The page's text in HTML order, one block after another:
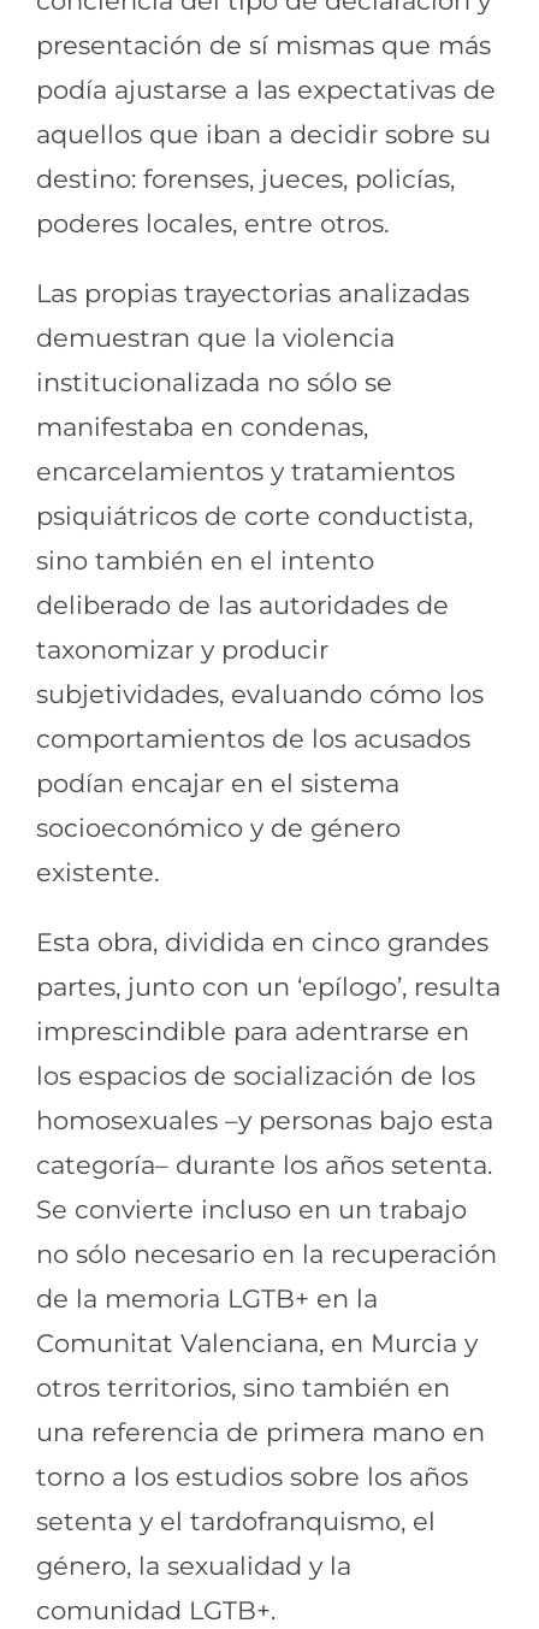
presentación de sí mismas que más
podía ajustarse a las expectativas de
aquellos que iban a decidir sobre su
destino: forenses, jueces, policías,
poderes locales, entre otros.
Las propias trayectorias analizadas
demuestran que la violencia
institucionalizada no sólo se
manifestaba en condenas,
encarcelamientos y tratamientos
psiquiátricos de corte conductista,
sino también en el intento
deliberado de las autoridades de
taxonomizar y producir
subjetividades, evaluando cómo los
comportamientos de los acusados
podían encajar en el sistema
socioeconómico y de género
existente.
Esta obra, dividida en cinco grandes
partes, junto con un ‘epílogo’, resulta
imprescindible para adentrarse en
los espacios de socialización de los
homosexuales –y personas bajo esta
categoría– durante los años setenta.
Se convierte incluso en un trabajo
no sólo necesario en la recuperación
de la memoria LGTB+ en la
Comunitat Valenciana, en Murcia y
otros territorios, sino también en
una referencia de primera mano en
torno a los estudios sobre los años
setenta y el tardofranquismo, el
género, la sexualidad y la
comunidad LGTB+.